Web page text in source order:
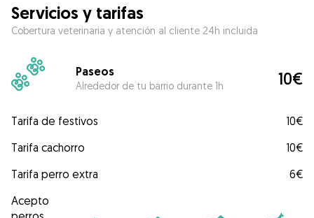
Servicios y tarifas
Cobertura veterinaria y atención al cliente 24h incluida
Paseos
Alrededor de tu barrio durante 1h 10€
Tarifa de festivos
10€
Tarifa cachorro
10€
Tarifa perro extra
6€
Acepto